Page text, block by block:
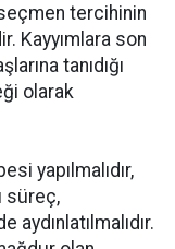
tercihinin
Kayyımlara son
tanıdığı
olarak
yapılmalıdır,
süreç,